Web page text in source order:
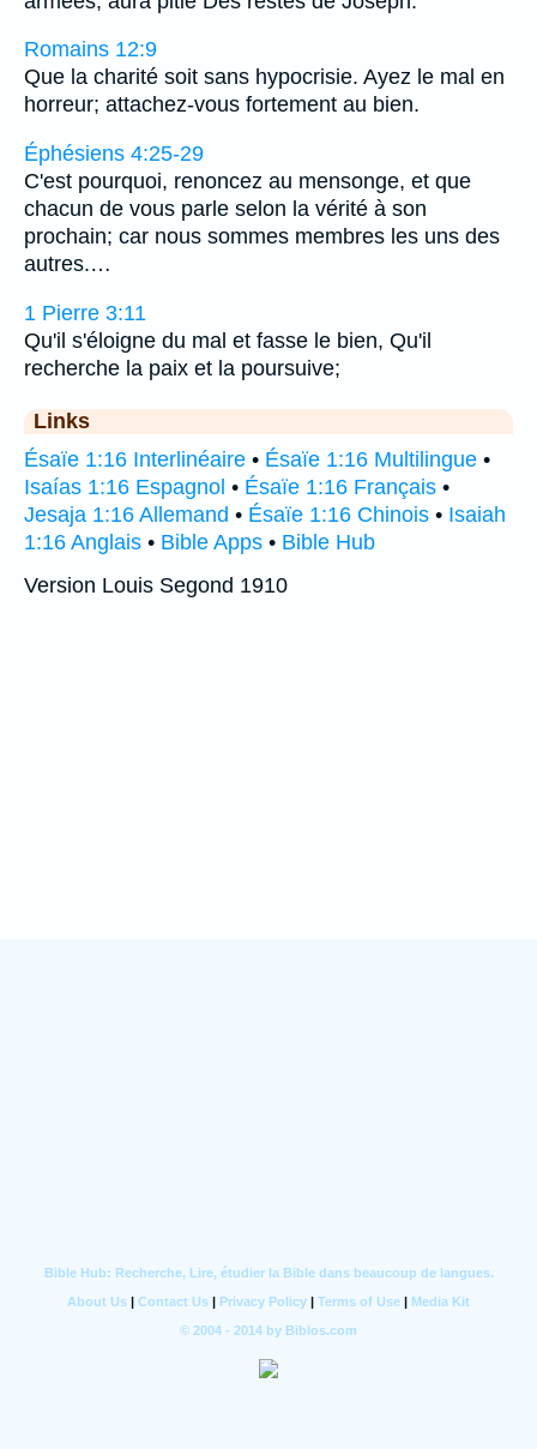
Romains 12:9
Que la charité soit sans hypocrisie. Ayez le mal en
horreur; attachez-vous fortement au bien.
Éphésiens 4:25-29
C'est pourquoi, renoncez au mensonge, et que
chacun de vous parle selon la vérité à son
prochain; car nous sommes membres les uns des
autres.…
1 Pierre 3:11
Qu'il s'éloigne du mal et fasse le bien, Qu'il
recherche la paix et la poursuive;
Links
Ésaïe 1:16 Interlinéaire • Ésaïe 1:16 Multilingue •
Isaías 1:16 Espagnol • Ésaïe 1:16 Français •
Jesaja 1:16 Allemand • Ésaïe 1:16 Chinois • Isaiah
1:16 Anglais • Bible Apps • Bible Hub
Version Louis Segond 1910